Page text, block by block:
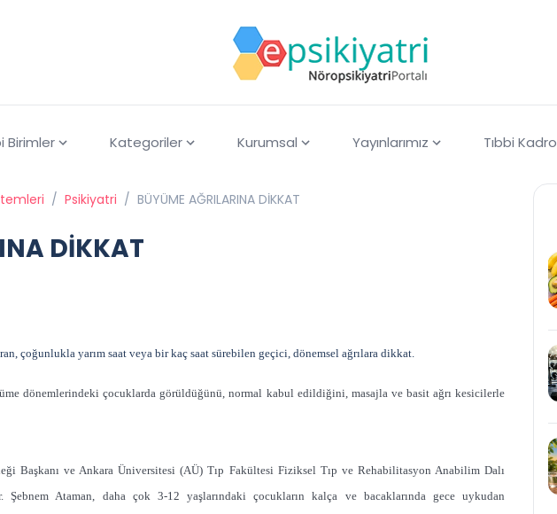
Birimler Kategoriler Kurumsal Yayınlarımız Tıbbi Kadro
/ Psikiyatri / BÜYÜME AĞRILARINA DİKKAT
DİKKAT
çoğunlukla yarım saat veya bir kaç saat sürebilen geçici, dönemsel ağrılara dikkat.
dönemlerindeki çocuklarda görüldüğünü, normal kabul edildiğini, masajla ve basit ağrı kesicilerle
Başkanı ve Ankara Üniversitesi (AÜ) Tıp Fakültesi Fiziksel Tıp ve Rehabilitasyon Anabilim Dalı
Ataman, daha çok 3-12 yaşlarındaki çocukların kalça ve bacaklarında gece uykudan